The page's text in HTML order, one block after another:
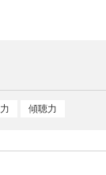
傾聴力